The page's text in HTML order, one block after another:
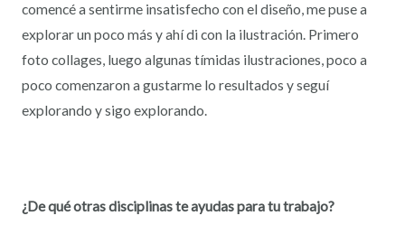
comencé a sentirme insatisfecho con el diseño, me puse a
explorar un poco más y ahí di con la ilustración. Primero
foto collages, luego algunas tímidas ilustraciones, poco a
poco comenzaron a gustarme lo resultados y seguí
explorando y sigo explorando.
¿De qué otras disciplinas te ayudas para tu trabajo?